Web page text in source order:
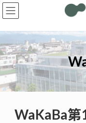
コ
ン
ン
ツ
へ
ス
キ
ッ
プ
ナ
ビ
ー
シ
ョ
ン
に
移
動
WaKaBa第